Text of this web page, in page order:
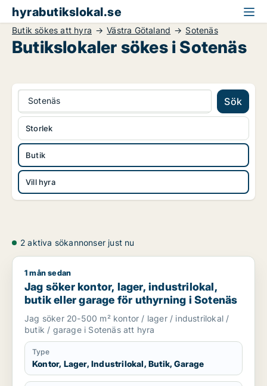
hyrabutikslokal.se
Butik sökes att hyra Västra Götaland Sotenäs
Butikslokaler sökes i Sotenäs
Sotenäs Sök
Butik
Vill hyra
Storlek
2 aktiva sökannonser just nu
Jag söker kontor, lager, industrilokal, butik eller garage för
1 mån sedan
Jag söker kontor, lager, industrilokal,
butik eller garage för uthyrning i Sotenäs
Jag söker 20-500 m² kontor / lager / industrilokal /
butik / garage i Sotenäs att hyra
Type
Kontor, Lager, Industrilokal, Butik, Garage